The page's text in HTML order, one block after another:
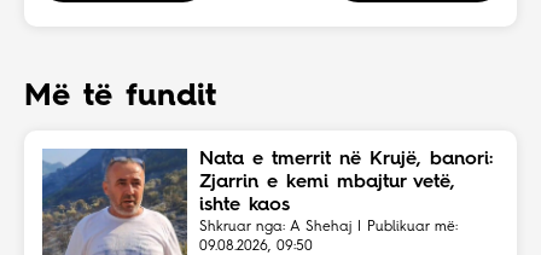
Më të fundit
Nata e tmerrit në Krujë, banori:
Zjarrin e kemi mbajtur vetë,
ishte kaos
Shkruar nga: A Shehaj | Publikuar më:
09.08.2026, 09:50